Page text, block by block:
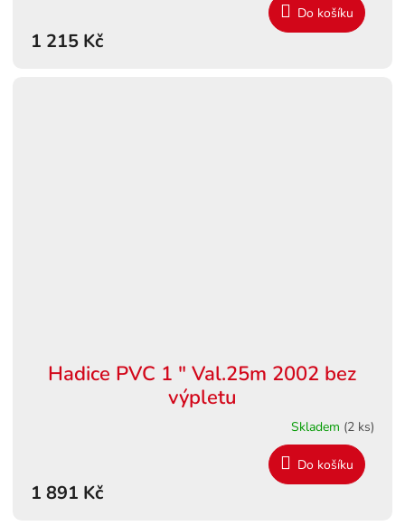
1 215 Kč
Do košíku
Hadice PVC 1 " Val.25m 2002 bez
výpletu
Skladem (2 ks)
1 891 Kč
Do košíku